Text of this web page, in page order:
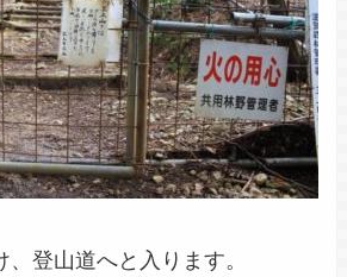
登山道へと入ります。